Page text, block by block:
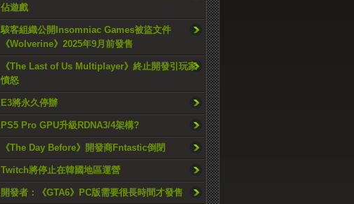
佔遊戲
駭客組織公開Insomniac Games被盜文件
《Wolverine》2025年9月前發售
《The Last of Us Multiplayer》終止開發引玩家
憤怒
E3將永久停辦
PS5 Pro GPU升級RDNA3/4架構?
《The Day Before》開發商Fntastic倒閉
Twitch將停止在韓國地區運營
開發者：《GTA6》PC版需要很長時間才發售